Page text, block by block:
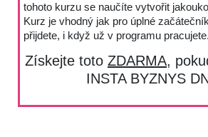
tohoto kurzu se naučíte vytvořit
Kurz je vhodný jak pro úplné
přijdete, i když už v programu pracujete.
Získejte toto ZDARMA,
INSTA BYZNYS